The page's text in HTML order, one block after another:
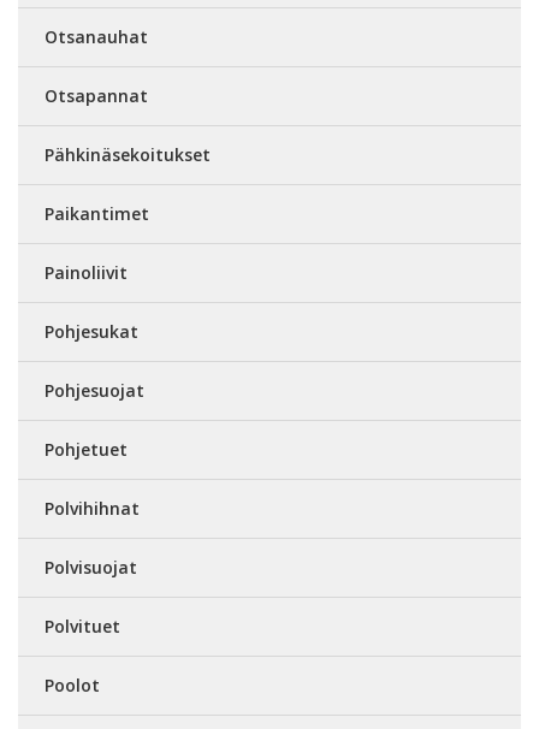
Otsanauhat
Otsapannat
Pähkinäsekoitukset
Paikantimet
Painoliivit
Pohjesukat
Pohjesuojat
Pohjetuet
Polvihihnat
Polvisuojat
Polvituet
Poolot